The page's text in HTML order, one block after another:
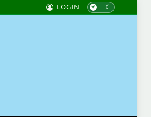
LOGIN